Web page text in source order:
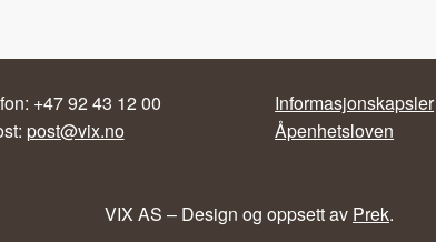
+47 92 43 12 00
post@vix.no
Informasjonskapsler
Åpenhetsloven
VIX AS – Design og oppsett av Prek.